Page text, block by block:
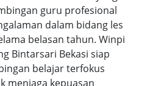
guru profesional
dalam bidang les
belasan tahun. Winpi
Bintarsari Bekasi siap
belajar terfokus
menjaga kepuasan